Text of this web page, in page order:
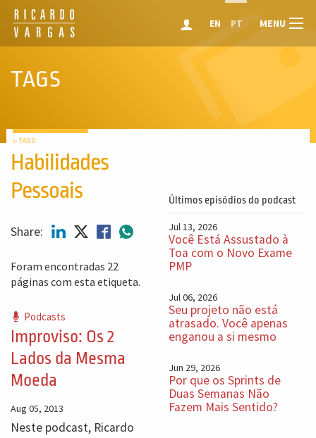
EN PT MENU
TAGS
← TAGS
Habilidades
Pessoais
Share:
Foram encontradas 22
páginas com esta etiqueta.
Podcasts
Improviso: Os 2
Lados da Mesma
Moeda
Aug 05, 2013
Neste podcast, Ricardo
Últimos episódios do podcast
Jul 13, 2026
Você Está Assustado à
Toa com o Novo Exame
PMP
Jul 06, 2026
Seu projeto não está
atrasado. Você apenas
enganou a si mesmo
Jun 29, 2026
Por que os Sprints de
Duas Semanas Não
Fazem Mais Sentido?